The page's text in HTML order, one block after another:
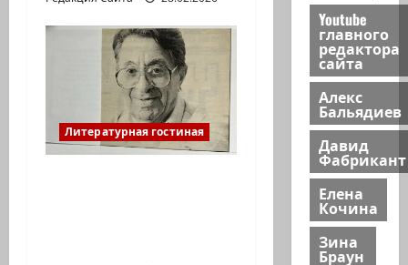
Литературная гостиная
Youtube
главного
редактора
сайта
Алекс
Бальядиев
Давид
Фабрикант
Елена
Кочина
Зина
Браун